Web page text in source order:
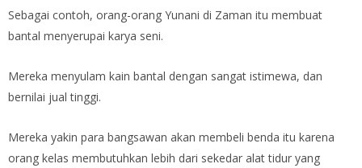
Sebagai contoh, orang-orang Yunani di Zaman itu membuat
bantal menyerupai karya seni.
Mereka menyulam kain bantal dengan sangat istimewa, dan
bernilai jual tinggi.
Mereka yakin para bangsawan akan membeli benda itu karena
orang kelas membutuhkan lebih dari sekedar alat tidur yang